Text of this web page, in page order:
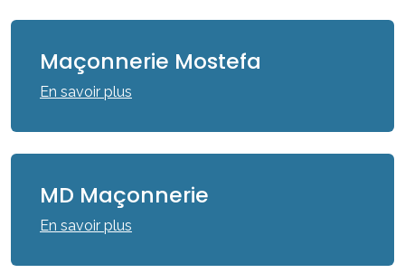
Maçonnerie Mostefa
En savoir plus
MD Maçonnerie
En savoir plus